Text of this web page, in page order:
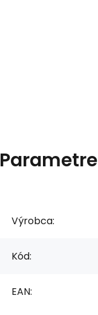
Parametre
Výrobca:
Kód:
EAN: